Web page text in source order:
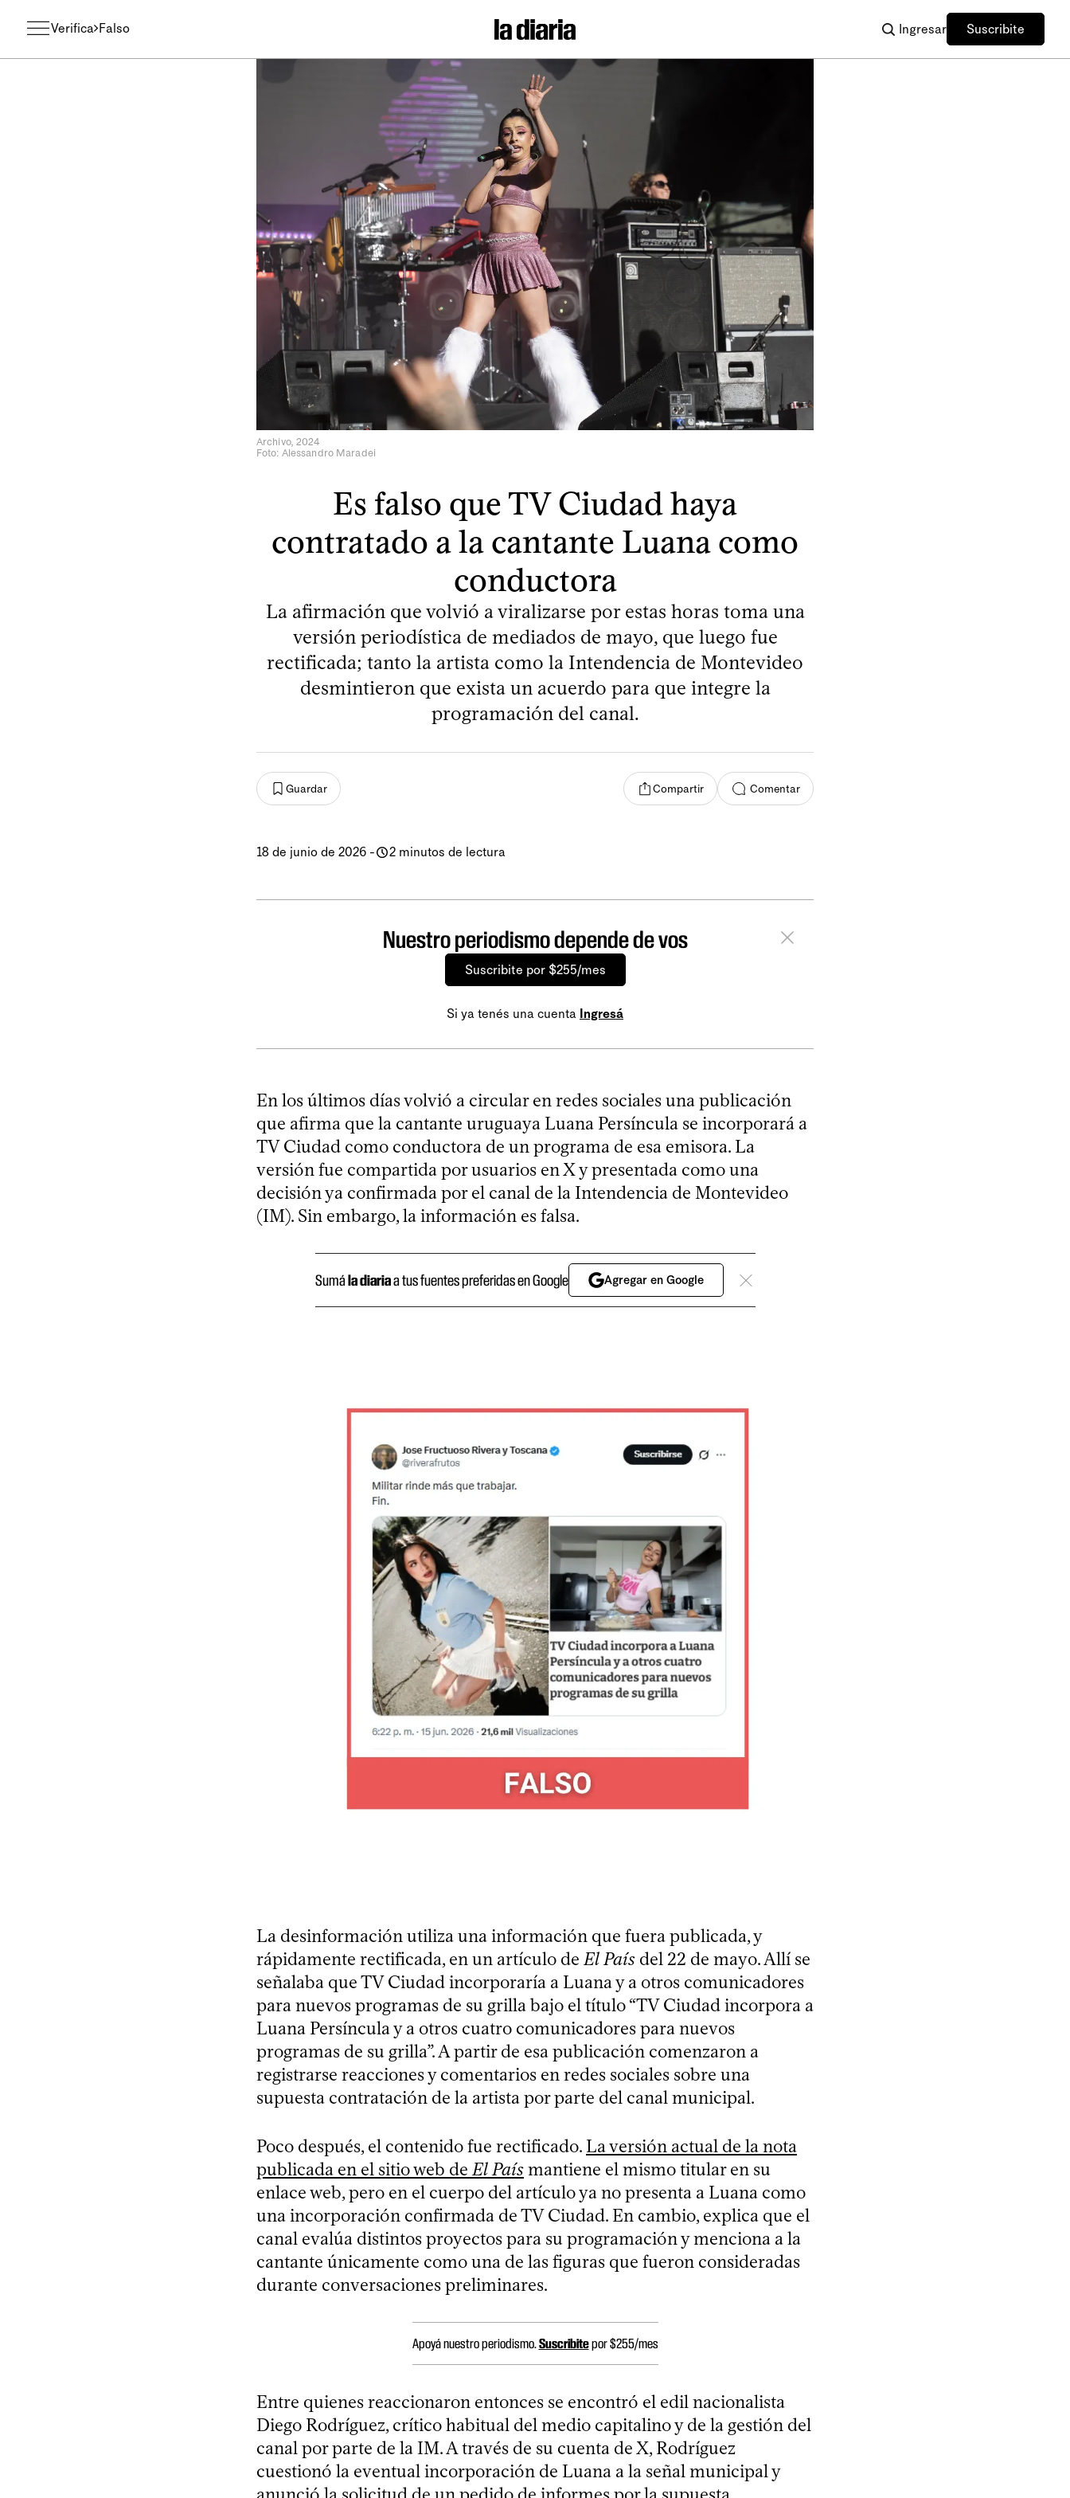
Verifica Falso Ingresar Suscribite
Archivo, 2024
Foto: Alessandro Maradei
Es falso que TV Ciudad haya
contratado a la cantante Luana como
conductora
La afirmación que volvió a viralizarse por estas horas toma una
versión periodística de mediados de mayo, que luego fue
rectificada; tanto la artista como la Intendencia de Montevideo
desmintieron que exista un acuerdo para que integre la
programación del canal.
Guardar Compartir Comentar
18 de junio de 2026 - 2 minutos de lectura
Nuestro periodismo depende de vos
Suscribite por $255/mes
Si ya tenés una cuenta Ingresá
En los últimos días volvió a circular en redes sociales una publicación
que afirma que la cantante uruguaya Luana Persíncula se incorporará a
TV Ciudad como conductora de un programa de esa emisora. La
versión fue compartida por usuarios en X y presentada como una
decisión ya confirmada por el canal de la Intendencia de Montevideo
(IM). Sin embargo, la información es falsa.
Sumála diariaa tus fuentes preferidas en Google Agregar en Google
La desinformación utiliza una información que fuera publicada, y
rápidamente rectificada, en un artículo deEl País del 22 de mayo. Allí se
señalaba que TV Ciudad incorporaría a Luana y a otros comunicadores
para nuevos programas de su grilla bajo el título “TV Ciudad incorpora a
Luana Persíncula y a otros cuatro comunicadores para nuevos
programas de su grilla”. A partir de esa publicación comenzaron a
registrarse reacciones y comentarios en redes sociales sobre una
supuesta contratación de la artista por parte del canal municipal.
Poco después, el contenido fue rectificado.La versión actual de la nota
publicada en el sitio web deEl Paísmantiene el mismo titular en su
enlace web, pero en el cuerpo del artículo ya no presenta a Luana como
una incorporación confirmada de TV Ciudad. En cambio, explica que el
canal evalúa distintos proyectos para su programación y menciona a la
cantante únicamente como una de las figuras que fueron consideradas
durante conversaciones preliminares.
Apoyá nuestro periodismo.Suscribitepor $255/mes
Entre quienes reaccionaron entonces se encontró el edil nacionalista
Diego Rodríguez, crítico habitual del medio capitalino y de la gestión del
canal por parte de la IM. A través de su cuenta de X, Rodríguez
cuestionó la eventual incorporación de Luana a la señal municipal y